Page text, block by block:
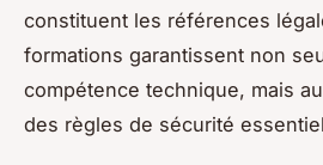
constituent les références
formations garantissent non
compétence technique, mais
des règles de sécurité